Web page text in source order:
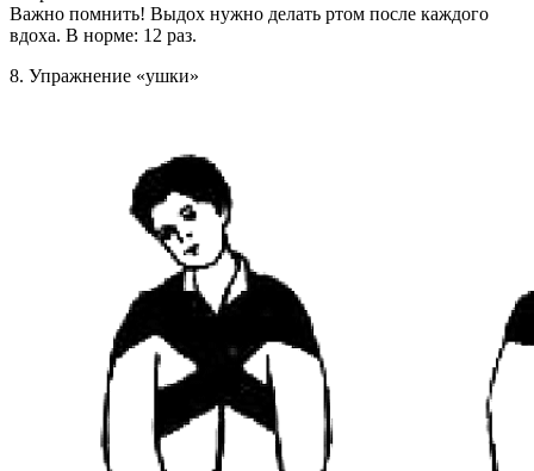
Важно помнить! Выдох нужно делать ртом после каждого
вдоха. В норме: 12 раз.
8. Упражнение «ушки»